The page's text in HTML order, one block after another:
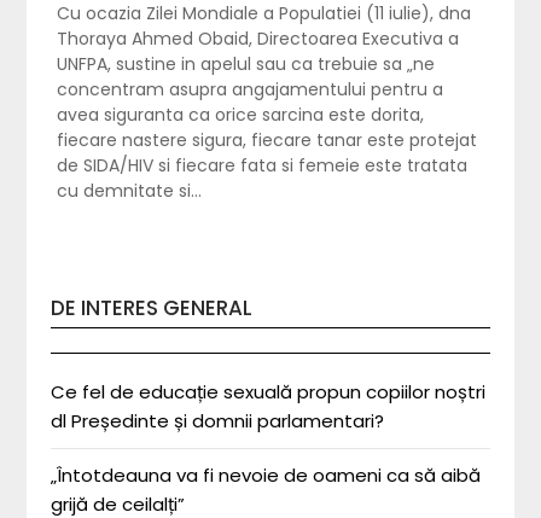
Cu ocazia Zilei Mondiale a Populatiei (11 iulie), dna
Thoraya Ahmed Obaid, Directoarea Executiva a
UNFPA, sustine in apelul sau ca trebuie sa „ne
concentram asupra angajamentului pentru a
avea siguranta ca orice sarcina este dorita,
fiecare nastere sigura, fiecare tanar este protejat
de SIDA/HIV si fiecare fata si femeie este tratata
cu demnitate si…
DE INTERES GENERAL
Ce fel de educație sexuală propun copiilor noștri
dl Președinte și domnii parlamentari?
„Întotdeauna va fi nevoie de oameni ca să aibă
grijă de ceilalți”